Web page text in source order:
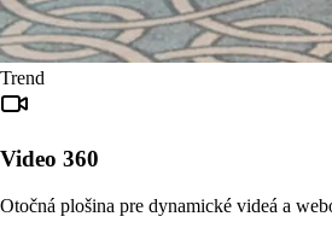
Trend
Video 360
Otočná plošina pre dynamické videá a